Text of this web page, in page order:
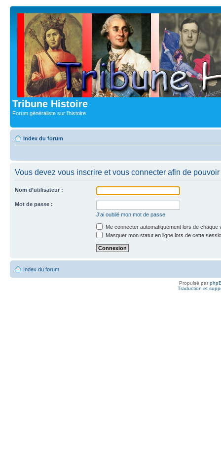
Tribune Histoire
Forum généraliste sur l'histoire
Index du forum
Vous devez vous inscrire et vous connecter afin de
Nom d’utilisateur :
Mot de passe :
J’ai oublié mon mot de passe
Me connecter automatiquement lors de chaque
Masquer mon statut en ligne lors de cette
Index du forum
Propulsé par
Traduction et